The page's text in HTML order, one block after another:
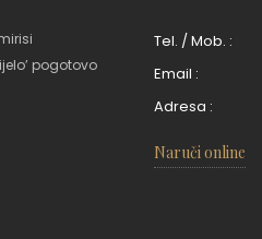
pogotovo
Tel. / Mob. :
Email :
Adresa :
Naruči online